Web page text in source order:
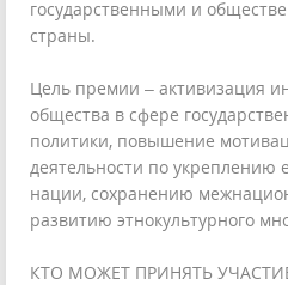
государственными и
страны.
Цель премии – активизация
общества в сфере
политики, повышение
деятельности по укреплению
нации, сохранению
развитию этнокультурного
КТО МОЖЕТ ПРИНЯТЬ